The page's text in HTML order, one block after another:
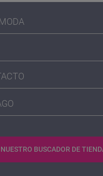
BUSCADOR DE